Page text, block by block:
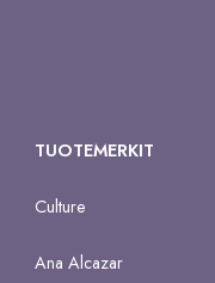
TUOTEMERKIT
Culture
Ana Alcazar